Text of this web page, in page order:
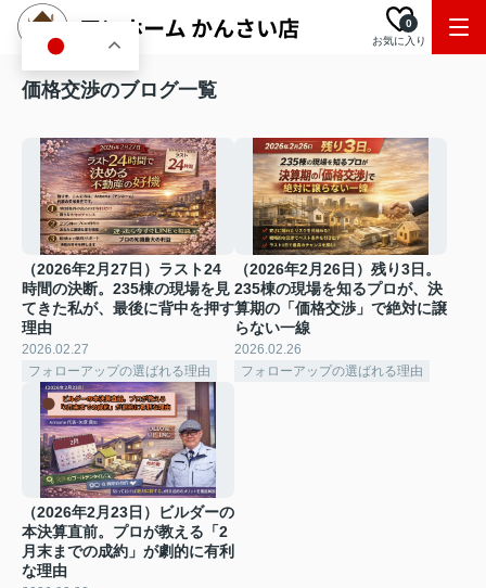
お気に入り
0
価格交渉のブログ一覧
（2026年2月27日）ラスト24
時間の決断。235棟の現場を見
てきた私が、最後に背中を押す
理由
2026.02.27
フォローアップの選ばれる理由
（2026年2月26日）残り3日。
235棟の現場を知るプロが、決
算期の「価格交渉」で絶対に譲
らない一線
2026.02.26
フォローアップの選ばれる理由
（2026年2月23日）ビルダーの
本決算直前。プロが教える「2
月末までの成約」が劇的に有利
な理由